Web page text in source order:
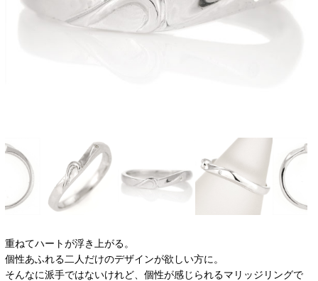
重ねてハートが浮き上がる。
個性あふれる二人だけのデザインが欲しい方に。
そんなに派手ではないけれど、個性が感じられるマリッジリングで